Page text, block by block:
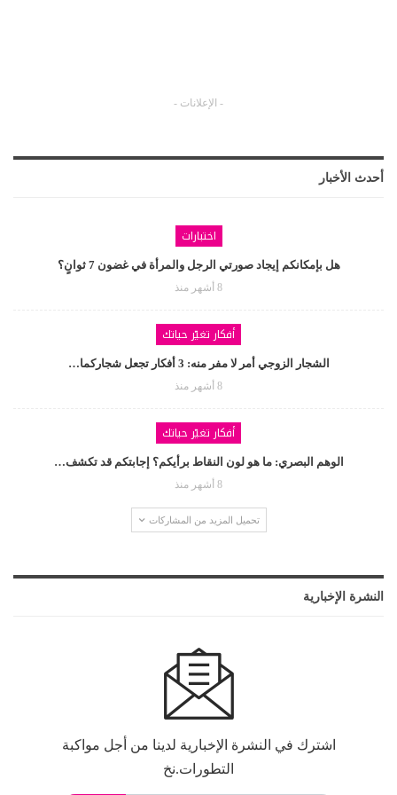
- الإعلانات -
أحدث الأخبار
اختبارات
هل بإمكانكم إيجاد صورتي الرجل والمرأة في غضون 7 ثوانٍ؟
8 أشهر منذ
أفكار تغيّر حياتك
الشجار الزوجي أمر لا مفر منه: 3 أفكار تجعل شجاركما…
8 أشهر منذ
أفكار تغيّر حياتك
الوهم البصري: ما هو لون النقاط برأيكم؟ إجابتكم قد تكشف…
8 أشهر منذ
تحميل المزيد من المشاركات
النشرة الإخبارية
اشترك في النشرة الإخبارية لدينا من أجل مواكبة
التطورات.نخ